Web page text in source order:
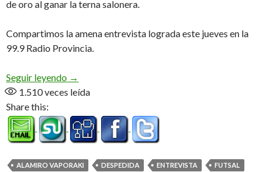
de oro al ganar la terna salonera.
Compartimos la amena entrevista lograda este jueves en la
99.9 Radio Provincia.
Seguir leyendo «Al futsal le estoy enormemente agradecido,
→
1.510veces leída
Share this:
ALAMIRO VAPORAKI DESPEDIDA ENTREVISTA
FUTSAL